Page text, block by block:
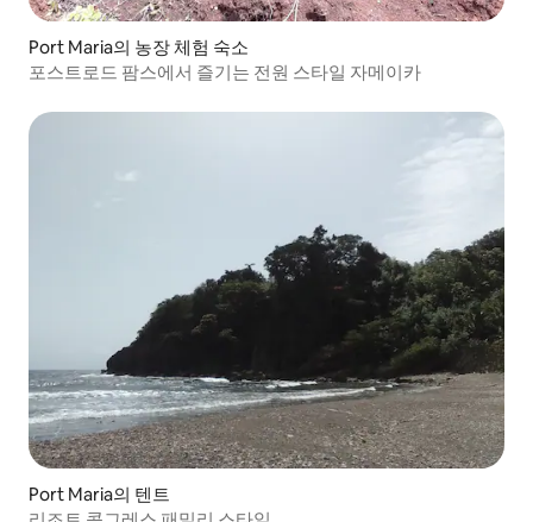
Port Maria의 농장 체험 숙소
포스트로드 팜스에서 즐기는 전원 스타일 자메이카
Port Maria의 텐트